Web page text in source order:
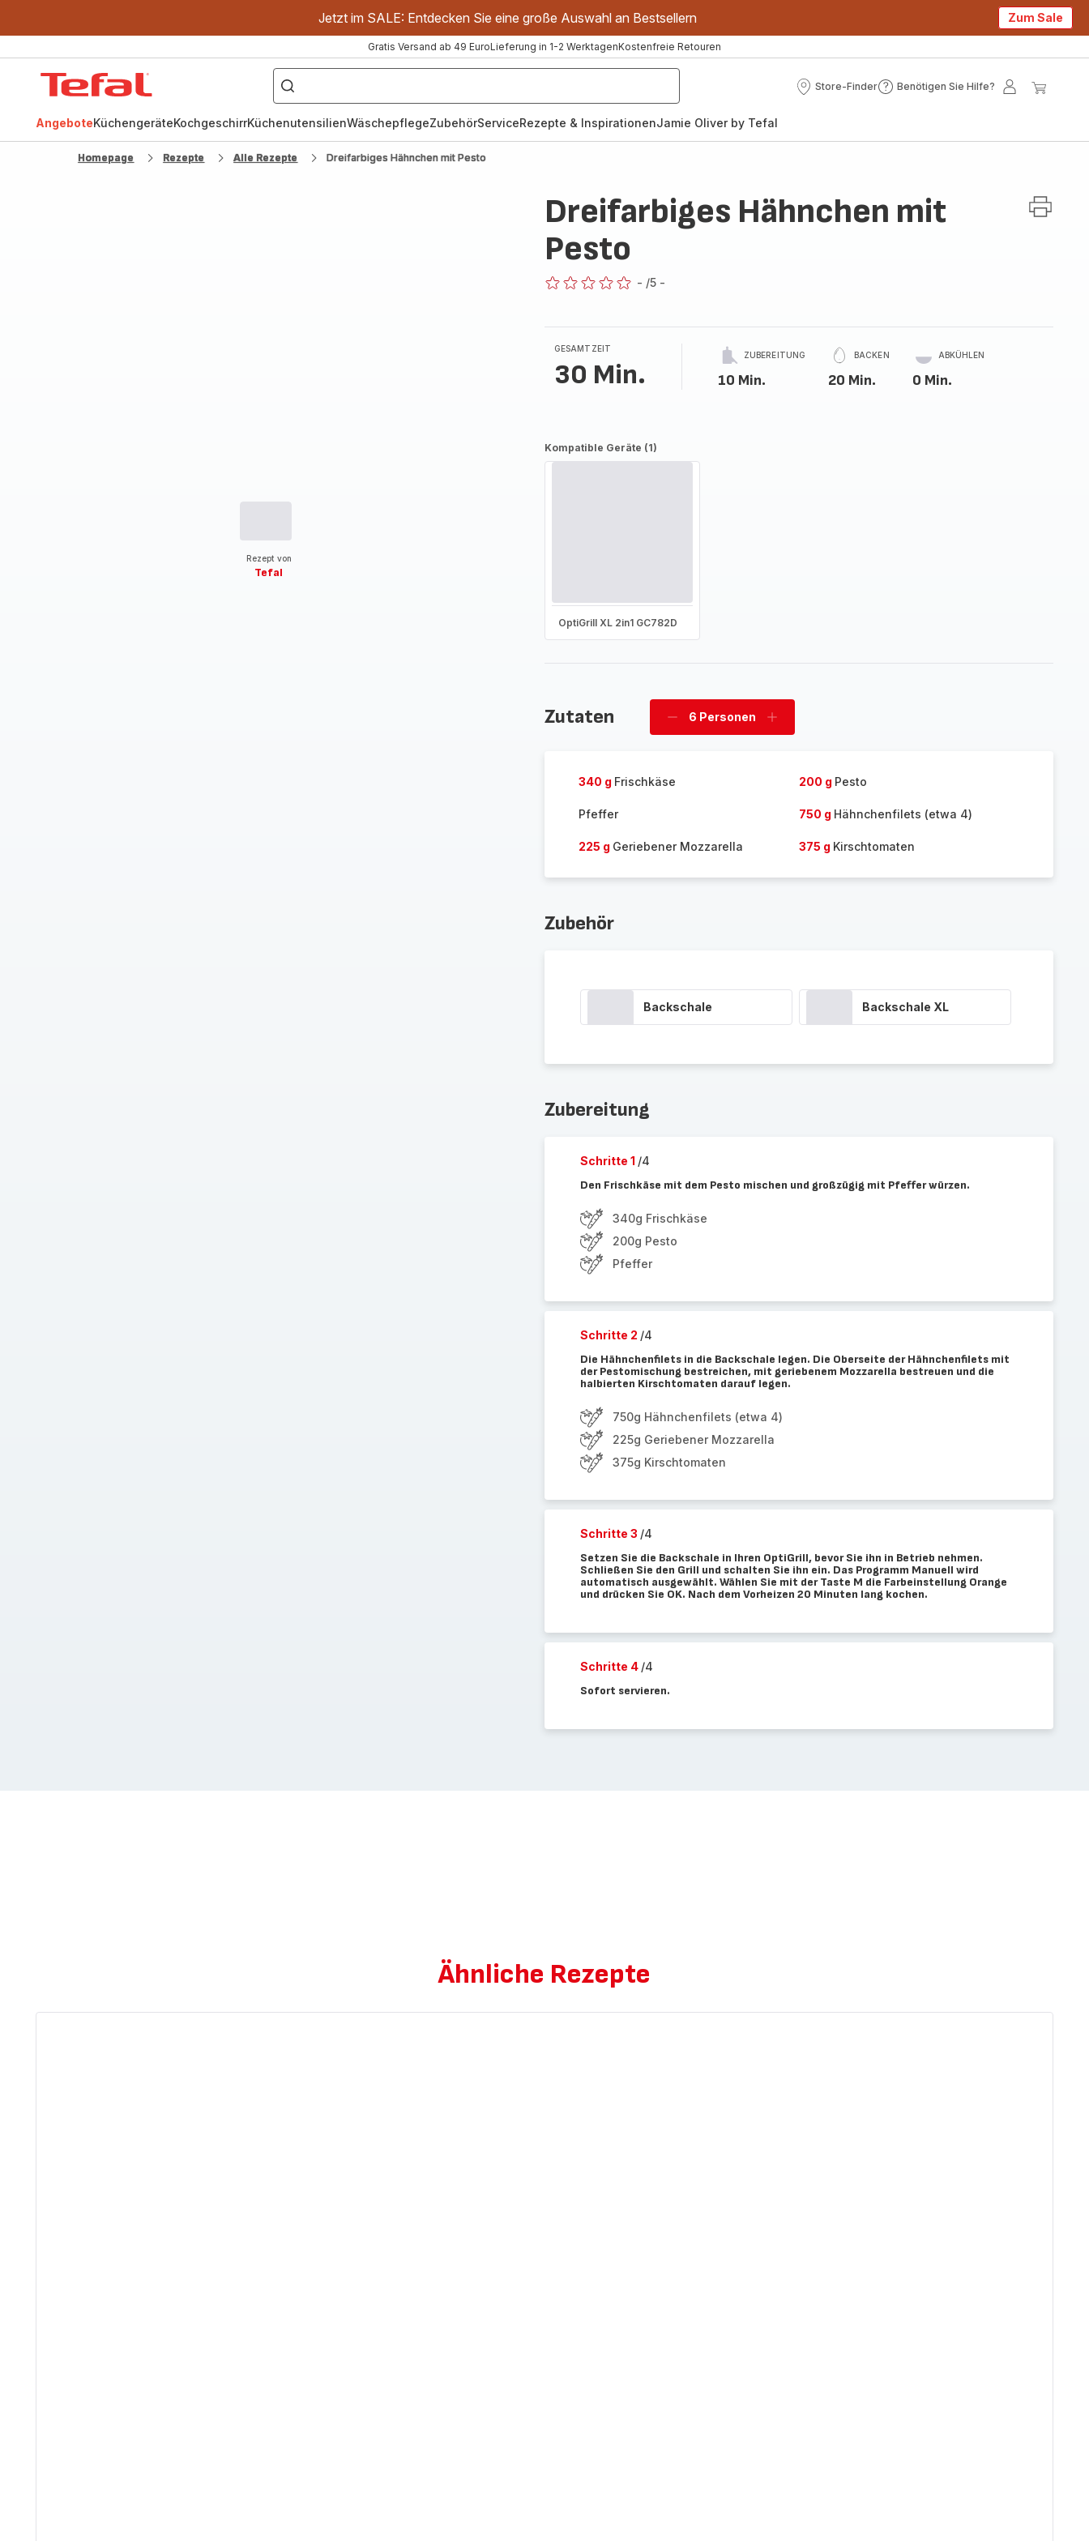
Jetzt im SALE: Entdecken Sie eine große Auswahl an Bestsellern Zum Sale
Gratis Versand ab 49 EuroLieferung in 1-2 WerktagenKostenfreie Retouren
["OptiGrill","Easy
Fry","Pfanne"]
Store-Finder
Store-
Benötigen Sie Hilfe?
Benötigen
Mein
AngeboteKüchengeräteKochgeschirrKüchenutensilienWäschepflegeZubehörServiceRezepte & InspirationenJamie Oliver by Tefal
Homepage Rezepte Alle Rezepte Dreifarbiges Hähnchen mit Pesto
Rezept von
Tefal
Dreifarbiges Hähnchen mit
Pesto
- /5 -
GESAMTZEIT
30 Min.
ZUBEREITUNG
10 Min.
BACKEN
20 Min.
ABKÜHLEN
0 Min.
Kompatible Geräte (1)
OptiGrill XL 2in1 GC782D
Zutaten
Personen
6 Personen
Personen
340 g Frischkäse 200 g Pesto
Pfeffer 750 g Hähnchenfilets (etwa 4)
225 g Geriebener Mozzarella 375 g Kirschtomaten
Zubehör
Backschale Backschale XL
Zubereitung
Schritte 1 /4
Den Frischkäse mit dem Pesto mischen und großzügig mit Pfeffer würzen.
340g Frischkäse
200g Pesto
Pfeffer
Schritte 2 /4
Die Hähnchenfilets in die Backschale legen. Die Oberseite der Hähnchenfilets mit
der Pestomischung bestreichen, mit geriebenem Mozzarella bestreuen und die
halbierten Kirschtomaten darauf legen.
750g Hähnchenfilets (etwa 4)
225g Geriebener Mozzarella
375g Kirschtomaten
Schritte 3 /4
Setzen Sie die Backschale in Ihren OptiGrill, bevor Sie ihn in Betrieb nehmen.
Schließen Sie den Grill und schalten Sie ihn ein. Das Programm Manuell wird
automatisch ausgewählt. Wählen Sie mit der Taste M die Farbeinstellung Orange
und drücken Sie OK. Nach dem Vorheizen 20 Minuten lang kochen.
Schritte 4 /4
Sofort servieren.
Ähnliche Rezepte